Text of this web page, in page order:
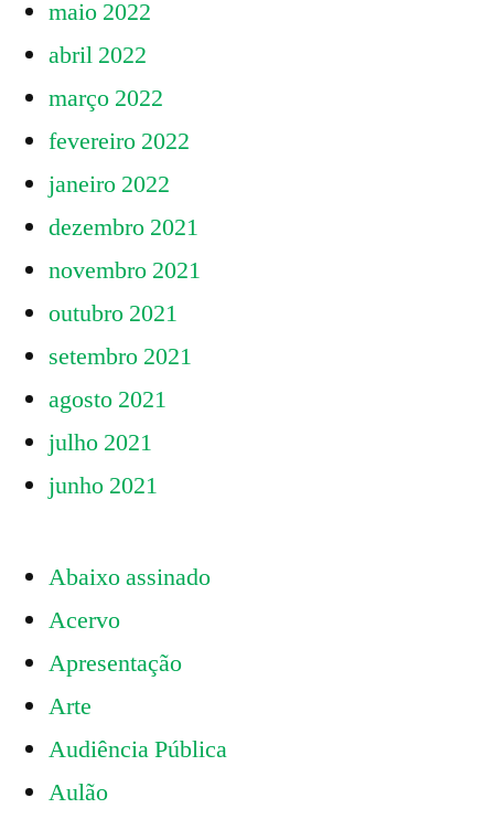
maio 2022
abril 2022
março 2022
fevereiro 2022
janeiro 2022
dezembro 2021
novembro 2021
outubro 2021
setembro 2021
agosto 2021
julho 2021
junho 2021
Abaixo assinado
Acervo
Apresentação
Arte
Audiência Pública
Aulão